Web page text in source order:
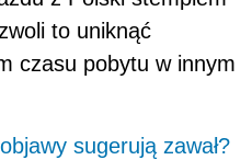
to uniknąć
czasu pobytu w innym
sugerują zawał?